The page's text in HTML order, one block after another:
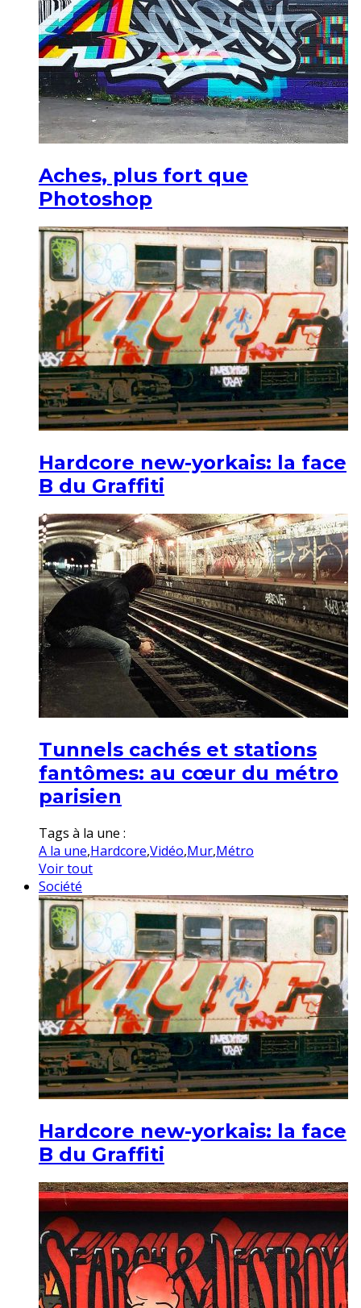
Aches, plus fort que
Photoshop
Hardcore new-yorkais: la face
B du Graffiti
Tunnels cachés et stations
fantômes: au cœur du métro
parisien
Tags à la une :
A la une,Hardcore,Vidéo,Mur,Métro
Voir tout
Société
Hardcore new-yorkais: la face
B du Graffiti